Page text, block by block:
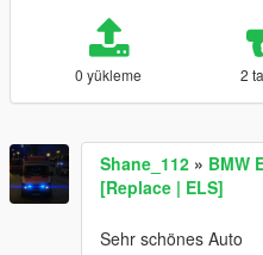
0 yükleme 2
Shane_112 » BMW
[Replace | ELS]
Sehr schönes Auto